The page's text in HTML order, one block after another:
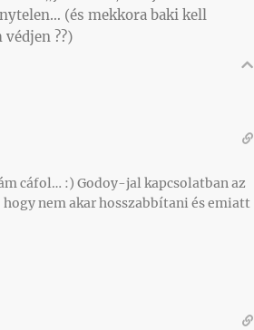
(és mekkora baki kell
??)
cáfol… :) Godoy-jal kapcsolatban az
hogy nem akar hosszabbítani és emiatt